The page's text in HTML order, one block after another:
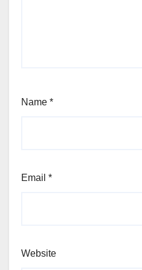
Name *
Email *
Website